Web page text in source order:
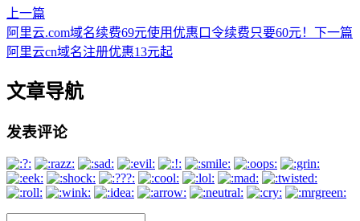
上一篇
阿里云.com域名续费69元使用优惠口令续费只要60元！ 下一篇
阿里云cn域名注册优惠13元起
文章导航
发表评论